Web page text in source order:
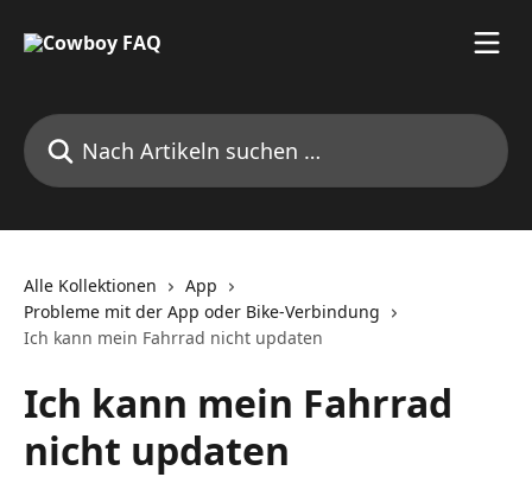
Nach Artikeln suchen …
Alle Kollektionen
App
Probleme mit der App oder Bike-Verbindung
Ich kann mein Fahrrad nicht updaten
Ich kann mein Fahrrad
nicht updaten